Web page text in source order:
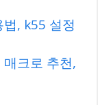
, k55 설정
크로 추천,